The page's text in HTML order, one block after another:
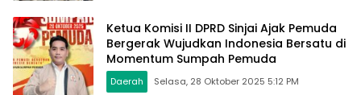
Ketua Komisi II DPRD Sinjai Ajak Pemuda
Bergerak Wujudkan Indonesia Bersatu di
Momentum Sumpah Pemuda
Daerah Selasa, 28 Oktober 2025 5:12 PM